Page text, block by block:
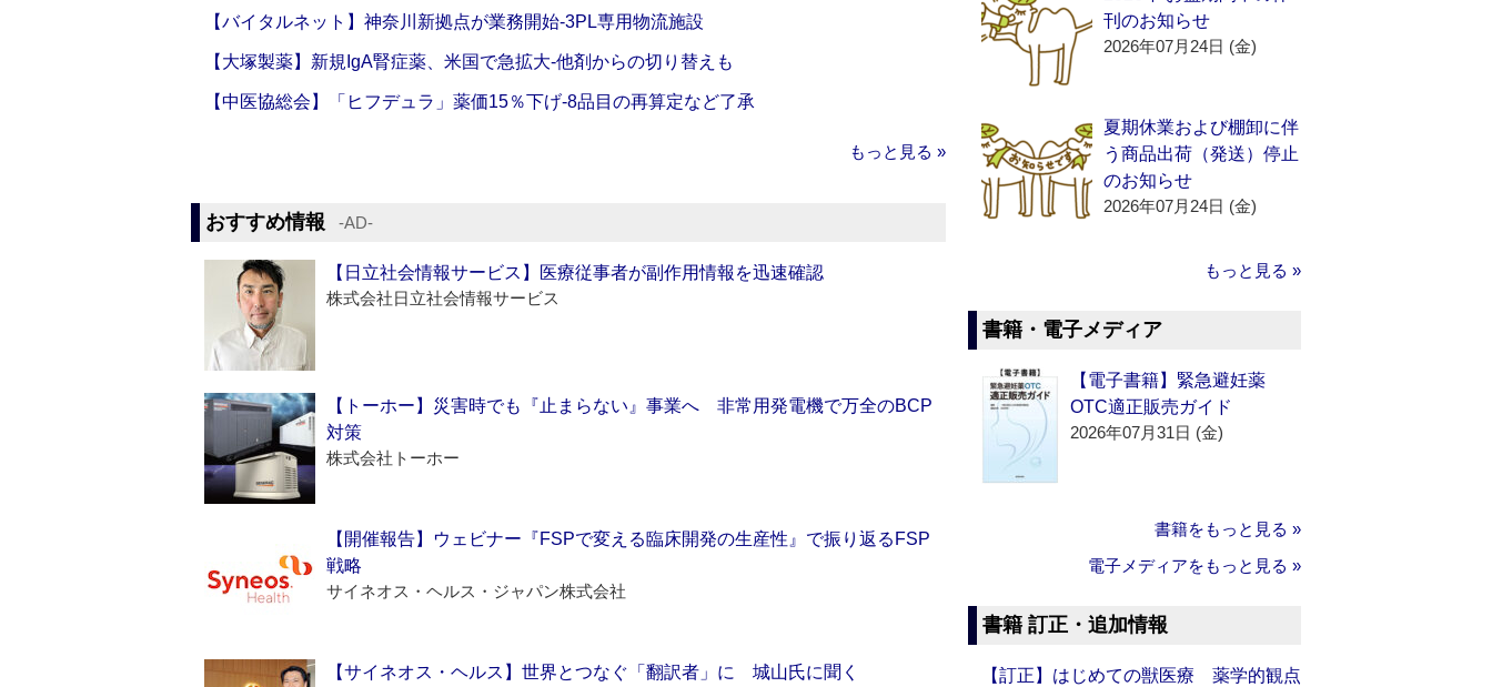
【バイタルネット】神奈川新拠点が業務開始‐3PL専用物流施設
【大塚製薬】新規IgA腎症薬、米国で急拡大‐他剤からの切り替えも
【中医協総会】「ヒフデュラ」薬価15％下げ‐8品目の再算定など了承
もっと見る »
おすすめ情報 ‐AD‐
【日立社会情報サービス】医療従事者が副作用情報を迅速確認
株式会社日立社会情報サービス
【トーホー】災害時でも『止まらない』事業へ 非常用発電機で万全のBCP
対策
株式会社トーホー
【開催報告】ウェビナー『FSPで変える臨床開発の生産性』で振り返るFSP
戦略
サイネオス・ヘルス・ジャパン株式会社
【サイネオス・ヘルス】世界とつなぐ「翻訳者」に 城山氏に聞く
刊のお知らせ
2026年07月24日 (金)
夏期休業および棚卸に伴
う商品出荷（発送）停止
のお知らせ
2026年07月24日 (金)
もっと見る »
書籍・電子メディア
【電子書籍】緊急避妊薬
OTC適正販売ガイド
2026年07月31日 (金)
書籍をもっと見る »
電子メディアをもっと見る »
書籍 訂正・追加情報
【訂正】はじめての獣医療 薬学的観点